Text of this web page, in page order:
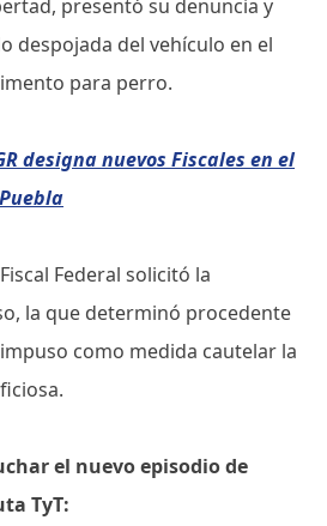
presentó su denuncia y
despojada del vehículo en el
para perro.
designa nuevos Fiscales en el
Federal solicitó la
la que determinó procedente
como medida cautelar la
el nuevo episodio de
TyT: